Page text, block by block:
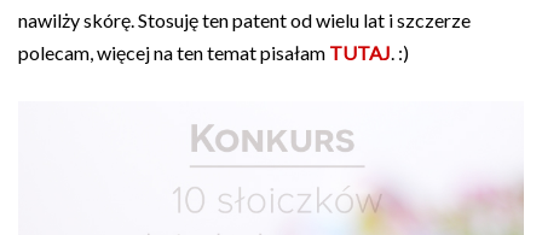
nawilży skórę. Stosuję ten patent od wielu lat i szczerze
polecam, więcej na ten temat pisałam TUTAJ. :)